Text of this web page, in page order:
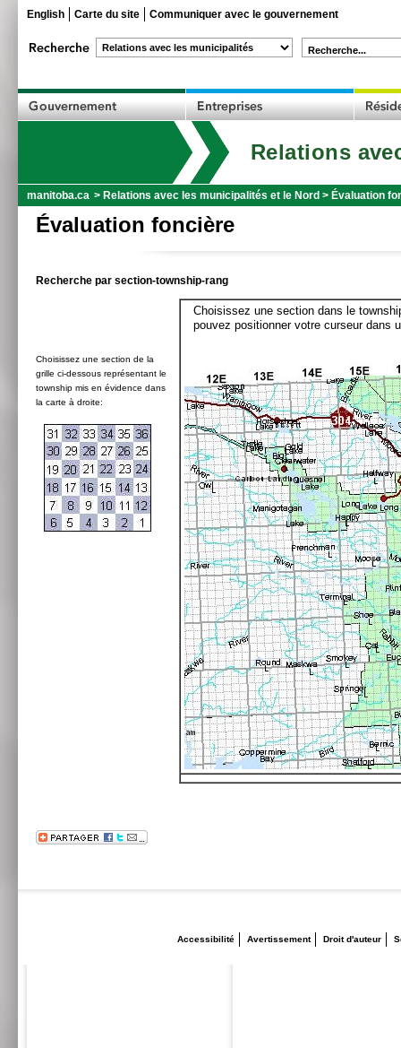
English Carte du site Communiquer avec le gouvernement
Recherche...
Relations
manitoba.ca > Relations avec les municipalités et le Nord > Évaluation
Évaluation foncière
Recherche par section-township-rang
Choisissez une section de la
grille ci-dessous représentant le
township mis en évidence dans
la carte à droite:
Choisissez une section dans le
pouvez positionner votre curseur dans
Accessibilité Avertissement Droit d'auteur